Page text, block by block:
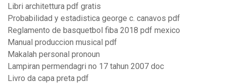
Libri architettura pdf gratis
Probabilidad y estadistica george c. canavos pdf
Reglamento de basquetbol fiba 2018 pdf mexico
Manual produccion musical pdf
Makalah personal pronoun
Lampiran permendagri no 17 tahun 2007 doc
Livro da capa preta pdf